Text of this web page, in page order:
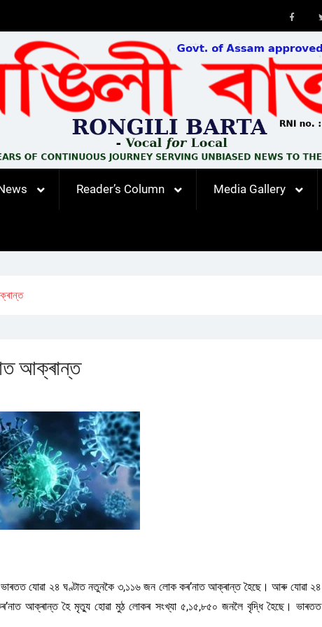
Reader’s Column Media Gallery
আক্ৰান্ত
ভাৰতত যোৱা ২৪ ঘণ্টাত নতুনকৈ ৩,১১৬ জন লোক কৰ’নাত আক্ৰান্ত হৈছে। আৰু যোৱা ২৪
আক্ৰান্ত হৈ মৃত্যু হোৱা মুঠ লোকৰ সংখ্যা ৫,১৫,৮৫০ জনলৈ বৃদ্ধি হৈছে। ভাৰতত